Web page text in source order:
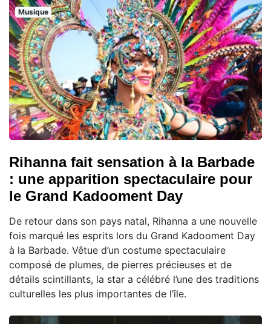
Musique
Rihanna fait sensation à la Barbade
: une apparition spectaculaire pour
le Grand Kadooment Day
De retour dans son pays natal, Rihanna a une nouvelle
fois marqué les esprits lors du Grand Kadooment Day
à la Barbade. Vêtue d’un costume spectaculaire
composé de plumes, de pierres précieuses et de
détails scintillants, la star a célébré l’une des traditions
culturelles les plus importantes de l’île.